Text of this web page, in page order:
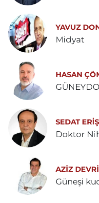
YAVUZ
Midyat
HASAN
SEDAT ERİŞ
AZIZ
Güneşi